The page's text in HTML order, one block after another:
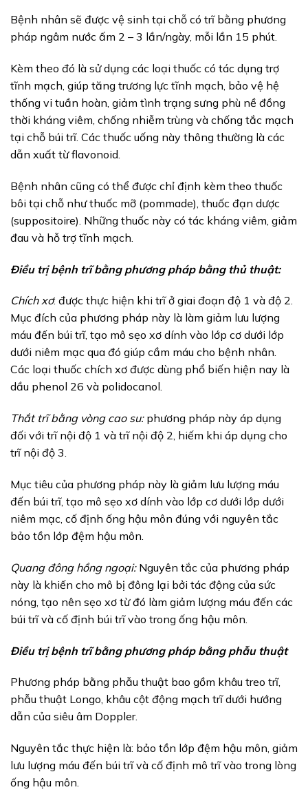
Bệnh nhân sẽ được vệ sinh tại chỗ có trĩ bằng phương
pháp ngâm nước ấm 2 – 3 lần/ngày, mỗi lần 15 phút.
Kèm theo đó là sử dụng các loại thuốc có tác dụng trợ
tĩnh mạch, giúp tăng trương lực tĩnh mạch, bảo vệ hệ
thống vi tuần hoàn, giảm tình trạng sưng phù nề đồng
thời kháng viêm, chống nhiễm trùng và chống tắc mạch
tại chỗ búi trĩ. Các thuốc uống này thông thường là các
dẫn xuất từ flavonoid.
Bệnh nhân cũng có thể được chỉ định kèm theo thuốc
bôi tại chỗ như thuốc mỡ (pommade), thuốc đạn dược
(suppositoire). Những thuốc này có tác kháng viêm, giảm
đau và hỗ trợ tĩnh mạch.
Điều trị bệnh trĩ bằng phương pháp bằng thủ thuật:
Chích xơ: được thực hiện khi trĩ ở giai đoạn độ 1 và độ 2.
Mục đích của phương pháp này là làm giảm lưu lượng
máu đến búi trĩ, tạo mô sẹo xơ dính vào lớp cơ dưới lớp
dưới niêm mạc qua đó giúp cầm máu cho bệnh nhân.
Các loại thuốc chích xơ được dùng phổ biến hiện nay là
dầu phenol 26 và polidocanol.
Thắt trĩ bằng vòng cao su:phương pháp này áp dụng
đối với trĩ nội độ 1 và trĩ nội độ 2, hiếm khi áp dụng cho
trĩ nội độ 3.
Mục tiêu của phương pháp này là giảm lưu lượng máu
đến búi trĩ, tạo mô sẹo xơ dính vào lớp cơ dưới lớp dưới
niêm mạc, cố định ống hậu môn đúng với nguyên tắc
bảo tồn lớp đệm hậu môn.
Quang đông hồng ngoại: Nguyên tắc của phương pháp
này là khiến cho mô bị đông lại bởi tác động của sức
nóng, tạo nên sẹo xơ từ đó làm giảm lượng máu đến các
búi trĩ và cố định búi trĩ vào trong ống hậu môn.
Điều trị bệnh trĩ bằng phương pháp bằng phẫu thuật
Phương pháp bằng phẫu thuật bao gồm khâu treo trĩ,
phẫu thuật Longo, khâu cột động mạch trĩ dưới hướng
dẫn của siêu âm Doppler.
Nguyên tắc thực hiện là: bảo tồn lớp đệm hậu môn, giảm
lưu lượng máu đến búi trĩ và cố định mô trĩ vào trong lòng
ống hậu môn.